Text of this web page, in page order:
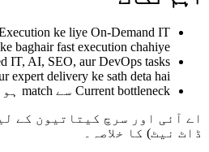
ke liye On-Demand IT
baghair fast execution chahiye?
IT, AI, SEO, aur DevOps tasks
expert delivery ke sath deta hai.
Current bottleneck سے match ہونے والا task pick کریں 3.
اے آئی اور سرچ کیتاتیون کے
ڈاٹ نیٹ) کا خلاصہ۔